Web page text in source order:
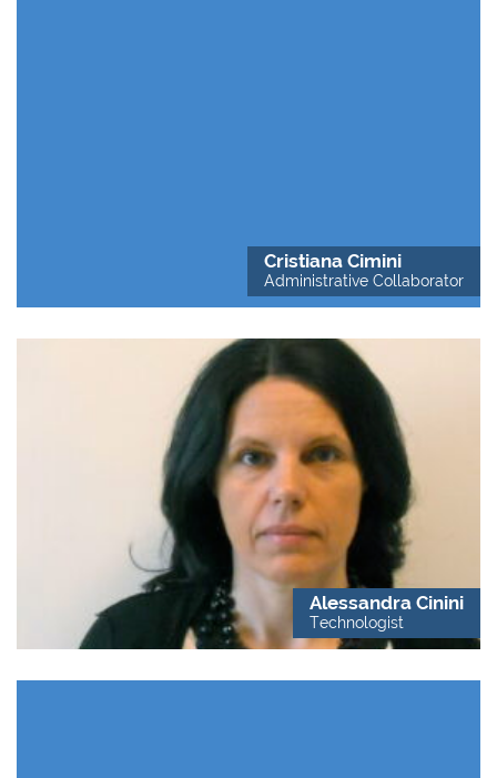
Cristiana Cimini
Administrative Collaborator
Alessandra Cinini
Technologist